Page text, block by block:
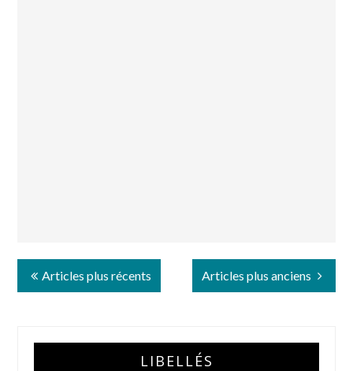
Articles plus récents Articles plus anciens
LIBELLÉS